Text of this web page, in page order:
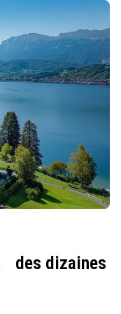
des dizaines